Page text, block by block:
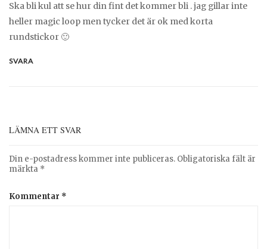
Ska bli kul att se hur din fint det kommer bli . jag gillar inte
heller magic loop men tycker det är ok med korta
rundstickor 🙂
SVARA
LÄMNA ETT SVAR
Din e-postadress kommer inte publiceras. Obligatoriska fält är
märkta *
Kommentar *